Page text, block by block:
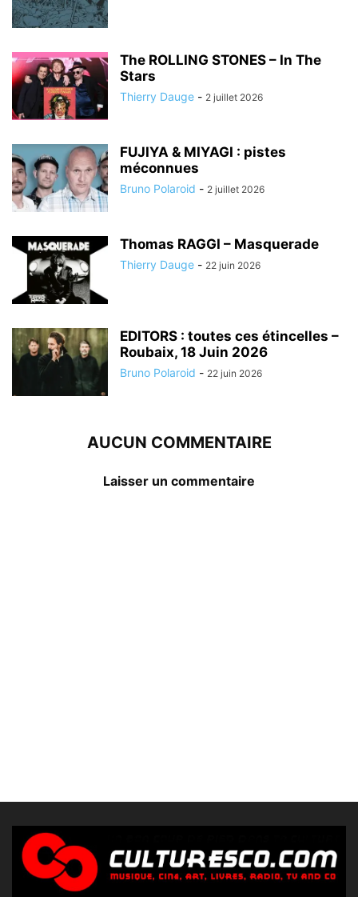
The ROLLING STONES – In The
Stars
Thierry Dauge - 2 juillet 2026
FUJIYA & MIYAGI : pistes
méconnues
Bruno Polaroid - 2 juillet 2026
Thomas RAGGI – Masquerade
Thierry Dauge - 22 juin 2026
EDITORS : toutes ces étincelles –
Roubaix, 18 Juin 2026
Bruno Polaroid - 22 juin 2026
AUCUN COMMENTAIRE
Laisser un commentaire